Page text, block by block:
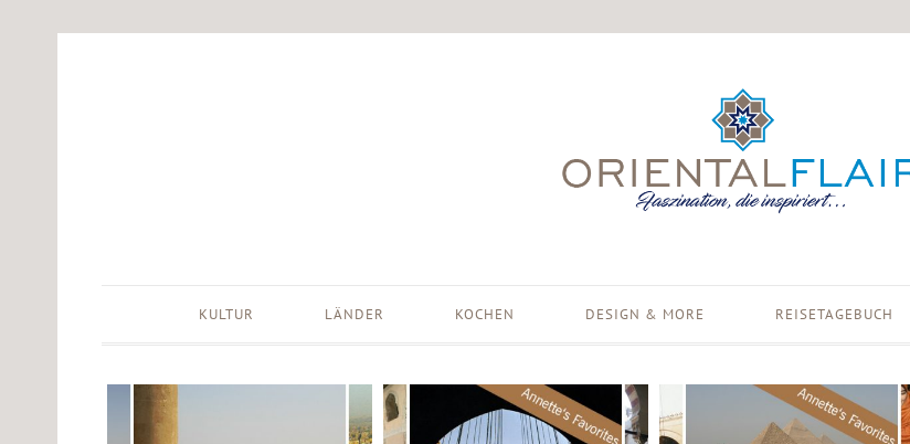
KULTUR LÄNDER KOCHEN DESIGN & MORE REISETAGEBUCH